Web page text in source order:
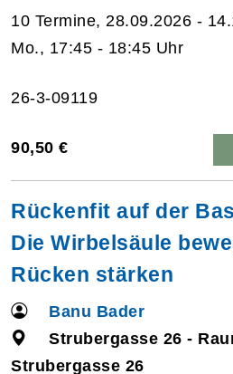
10 Termine, 28.09.2026 -
Mo., 17:45 - 18:45 Uhr
26-3-09119
90,50 €
Rückenfit auf der
Die Wirbelsäule
Rücken stärken
Banu Bader
Strubergasse 26 -
Strubergasse 26